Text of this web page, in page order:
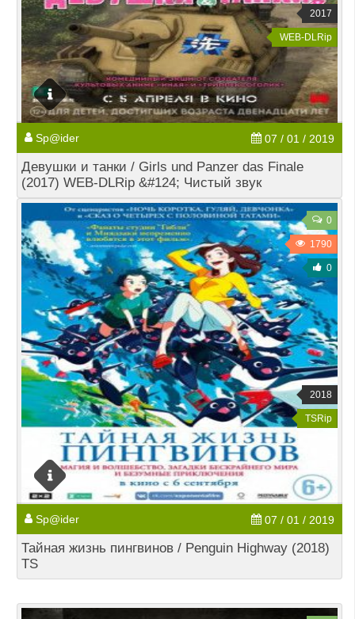
2017
WEB-DLRip
Sp@ider 07 / 01 / 2019
Девушки и танки / Girls und Panzer das Finale
(2017) WEB-DLRip &#124; Чистый звук
0
1790
0
2018
TSRip
Sp@ider 07 / 01 / 2019
Тайная жизнь пингвинов / Penguin Highway (2018)
TS